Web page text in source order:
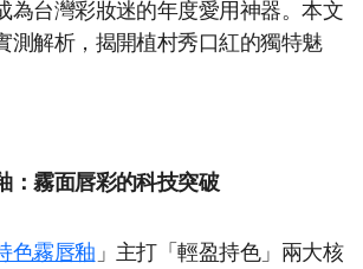
為台灣彩妝迷的年度愛用神器。本文
測解析，揭開植村秀口紅的獨特魅
：霧面唇彩的科技突破
色霧唇釉 」主打「輕盈持色」兩大核